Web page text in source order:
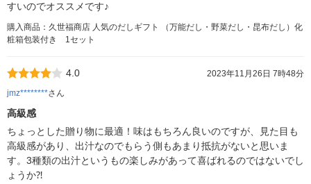
すいのでオススメです♪
購入商品：久世福商店 人気のだしギフト （万能だし・野菜だし・昆布だし）化
粧箱包装付き 1セット
4.0
2023年11月26日 7時48分
jmz********さん
高級感
ちょっとした贈り物に最適！味はもちろん良いのですが、見た目も
高級感があり、出汁なのでもらう側もあまり抵抗がないと思いま
す。3種類の出汁というもの楽しみがあって喜ばれるのではないでし
ょうか⁈